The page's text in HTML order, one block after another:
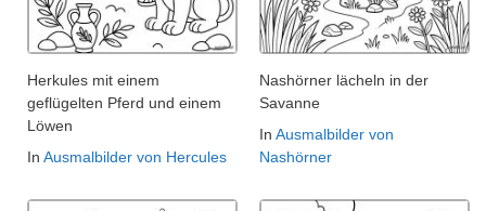
Herkules mit einem
geflügelten Pferd und einem
Löwen
In Ausmalbilder von Hercules
Nashörner lächeln in der
Savanne
In Ausmalbilder von
Nashörner